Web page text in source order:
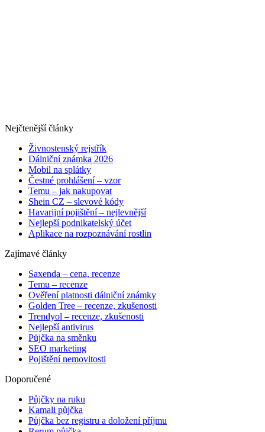
Nejčtenější články
Živnostenský rejstřík
Dálniční známka 2026
Mobil na splátky
Čestné prohlášení – vzor
Temu – jak nakupovat
Shein CZ – slevové kódy
Havarijní pojištění – nejlevnější
Nejlepší podnikatelský účet
Aplikace na rozpoznávání rostlin
Zajímavé články
Saxenda – cena, recenze
Temu – recenze
Ověření platnosti dálniční známky
Golden Tree – recenze, zkušenosti
Trendyol – recenze, zkušenosti
Nejlepší antivirus
Půjčka na směnku
SEO marketing
Pojištění nemovitosti
Doporučené
Půjčky na ruku
Kamali půjčka
Půjčka bez registru a doložení příjmu